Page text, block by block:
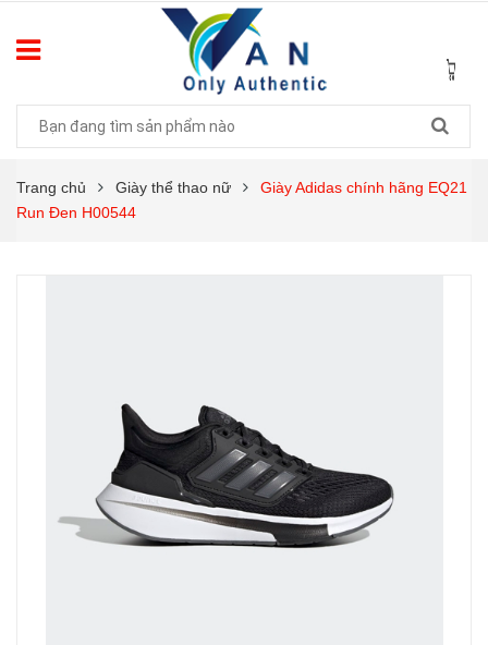
Trang chủ Giày thể thao nữ
Giày Adidas chính hãng EQ21
Run Đen H00544